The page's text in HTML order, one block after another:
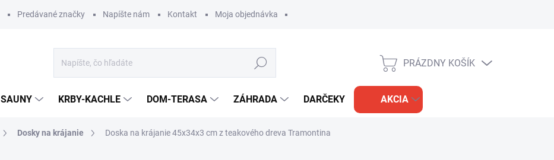
Predávané značky Napíšte nám Kontakt Moja objednávka
Hľadať
NÁKUPNÝ
PRÁZDNY KOŠÍK
SAUNY KRBY-KACHLE DOM-TERASA ZÁHRADA DARČEKY AKCIA
Dosky na krájanie Doska na krájanie 45x34x3 cm z teakového dreva Tramontina